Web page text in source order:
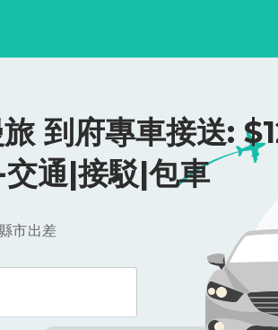
到府專車接送:
通|接駁|包車
市出差